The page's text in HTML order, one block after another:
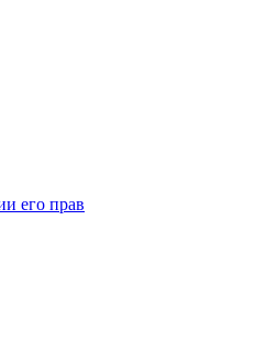
его прав